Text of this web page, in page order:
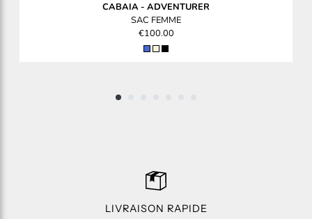
CABAIA- ADVENTURER
SAC FEMME
€100.00
LIVRAISON RAPIDE